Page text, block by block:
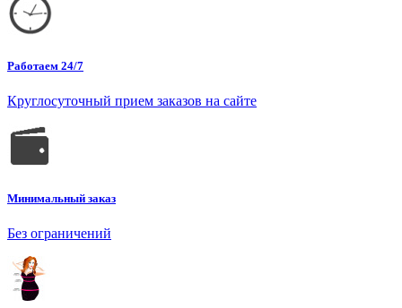
Работаем 24/7
Круглосуточный прием заказов на сайте
Минимальный заказ
Без ограничений